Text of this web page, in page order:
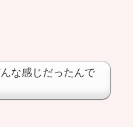
な感じだったんで